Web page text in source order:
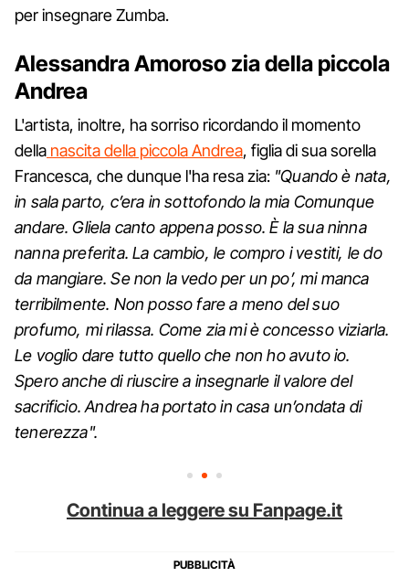
per insegnare Zumba.
Alessandra Amoroso zia della piccola
Andrea
L'artista, inoltre, ha sorriso ricordando il momento
della nascita della piccola Andrea, figlia di sua sorella
Francesca, che dunque l'ha resa zia: "Quando è nata,
in sala parto, c’era in sottofondo la mia Comunque
andare. Gliela canto appena posso. È la sua ninna
nanna preferita. La cambio, le compro i vestiti, le do
da mangiare. Se non la vedo per un po’, mi manca
terribilmente. Non posso fare a meno del suo
profumo, mi rilassa. Come zia mi è concesso viziarla.
Le voglio dare tutto quello che non ho avuto io.
Spero anche di riuscire a insegnarle il valore del
sacrificio. Andrea ha portato in casa un’ondata di
tenerezza".
Continua a leggere su Fanpage.it